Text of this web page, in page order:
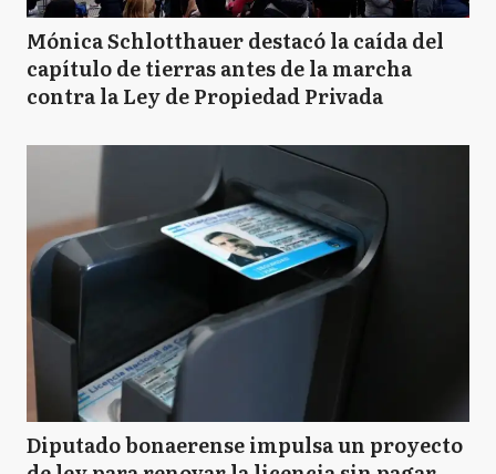
Mónica Schlotthauer destacó la caída del
capítulo de tierras antes de la marcha
contra la Ley de Propiedad Privada
Diputado bonaerense impulsa un proyecto